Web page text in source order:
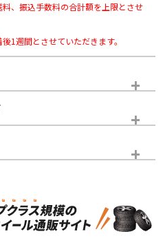
、振込手数料の合計額を上限とさせ
1週間とさせていただきます。
り判断しておりますので、あら
ください。
新車外し品（新古